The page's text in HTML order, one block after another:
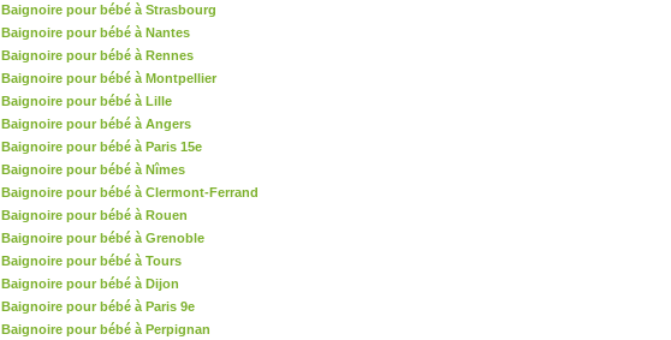
Baignoire pour bébé à Strasbourg
Baignoire pour bébé à Nantes
Baignoire pour bébé à Rennes
Baignoire pour bébé à Montpellier
Baignoire pour bébé à Lille
Baignoire pour bébé à Angers
Baignoire pour bébé à Paris 15e
Baignoire pour bébé à Nîmes
Baignoire pour bébé à Clermont-Ferrand
Baignoire pour bébé à Rouen
Baignoire pour bébé à Grenoble
Baignoire pour bébé à Tours
Baignoire pour bébé à Dijon
Baignoire pour bébé à Paris 9e
Baignoire pour bébé à Perpignan